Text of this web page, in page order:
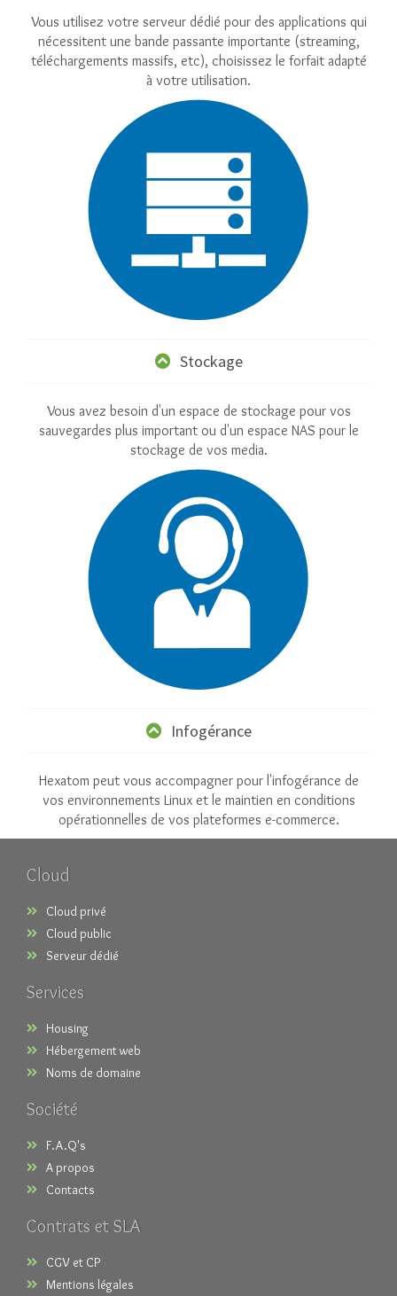
Vous utilisez votre serveur dédié pour des applications qui
nécessitent une bande passante importante (streaming,
téléchargements massifs, etc), choisissez le forfait adapté
à votre utilisation.
Stockage
Vous avez besoin d'un espace de stockage pour vos
sauvegardes plus important ou d'un espace NAS pour le
stockage de vos media.
Infogérance
Hexatom peut vous accompagner pour l'infogérance de
vos environnements Linux et le maintien en conditions
opérationnelles de vos plateformes e-commerce.
Cloud
Cloud privé
Cloud public
Serveur dédié
Services
Housing
Hébergement web
Noms de domaine
Société
F.A.Q's
A propos
Contacts
Contrats et SLA
CGV et CP
Mentions légales